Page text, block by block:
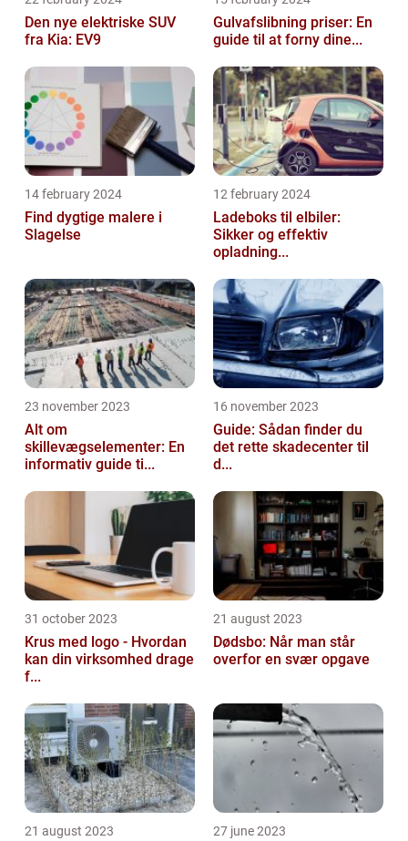
Den nye elektriske SUV
fra Kia: EV9
Gulvafslibning priser: En
guide til at forny dine...
14 february 2024
Find dygtige malere i
Slagelse
12 february 2024
Ladeboks til elbiler:
Sikker og effektiv
opladning...
23 november 2023
Alt om
skillevægselementer: En
informativ guide ti...
16 november 2023
Guide: Sådan finder du
det rette skadecenter til
d...
31 october 2023
Krus med logo - Hvordan
kan din virksomhed drage
f...
21 august 2023
Dødsbo: Når man står
overfor en svær opgave
21 august 2023 27 june 2023